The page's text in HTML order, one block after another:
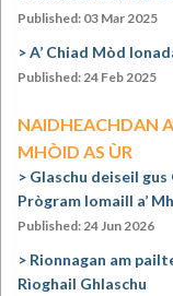
Published: 03 Mar 2025
A’ Chiad Mòd
Published: 24 Feb 2025
NAIDHEACHDAN
MHÒID AS ÙR
Glaschu deiseil
Prògram Iomaill a’
Published: 24 Jun 2026
Rionnagan am
Rìoghail Ghlaschu